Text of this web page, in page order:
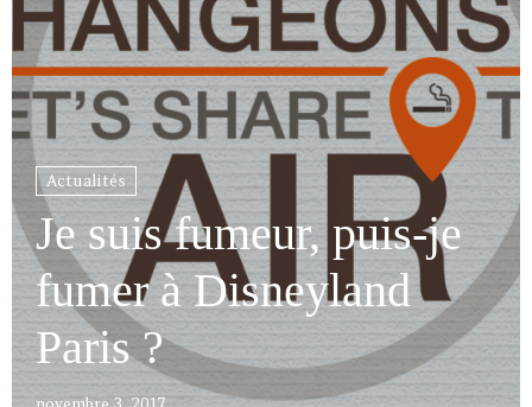
Actualités
Je suis fumeur, puis-je
fumer à Disneyland
Paris ?